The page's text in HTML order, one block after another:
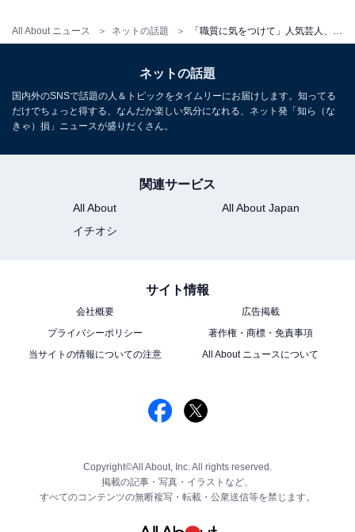
All About ニュース ネットの話題
ネットの話題
国内外のSNSで話題の人＆トピックをタイムリーにお届けします。知ってる
だけでちょっと得する、なんだか楽しい気分になれる、ネット発「知ら（な
きゃ）損」ニュースが盛りだくさん。
関連サービス
All About
All About Japan
イチオシ
サイト情報
会社概要
広告掲載
プライバシーポリシー
著作権・商標・免責事項
当サイトの情報についての注意
All About ニュースについて
Copyright©All About, Inc. All rights reserved.
掲載の記事・写真・イラストなど、
すべてのコンテンツの無断複写・転載・公衆送信等を禁じます。